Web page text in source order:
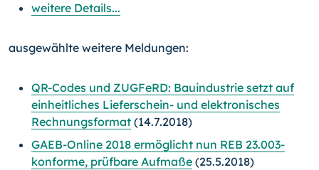
weitere Details...
ausgewählte weitere Meldungen:
QR-Codes und ZUGFeRD: Bauindustrie setzt auf
einheitliches Lieferschein- und elektronisches
Rechnungsformat (14.7.2018)
GAEB-Online 2018 ermöglicht nun REB 23.003-
konforme, prüfbare Aufmaße (25.5.2018)